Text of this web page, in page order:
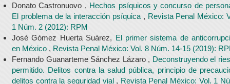
Donato Castronuovo , Hechos psíquicos y concurso de
El problema de la interacción psíquica , Revista Penal México:
1 Núm. 2 (2012): RPM
José Gómez Huerta Suárez, El primer sistema de
en México , Revista Penal México: Vol. 8 Núm. 14-15 (2019):
Fernando Guanarteme Sánchez Lázaro , Deconstruyendo el
permitido. Delitos contra la salud pública, principio de
delitos contra la seguridad vial , Revista Penal México: Vol. 1